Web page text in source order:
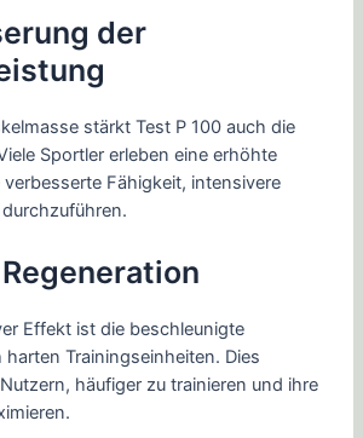
der
stärkt Test P 100 auch die
Sportler erleben eine erhöhte
Fähigkeit, intensivere
Effekt ist die beschleunigte
harten Trainingseinheiten. Dies
häufiger zu trainieren und ihre